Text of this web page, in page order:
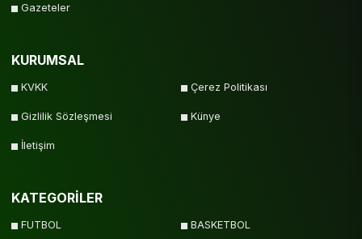
Gazeteler
KURUMSAL
KVKK Çerez Politikası
Gizlilik Sözleşmesi Künye
İletişim
KATEGORİLER
FUTBOL BASKETBOL